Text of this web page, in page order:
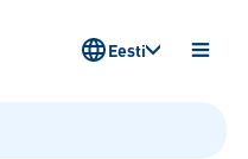
AVA
Eesti